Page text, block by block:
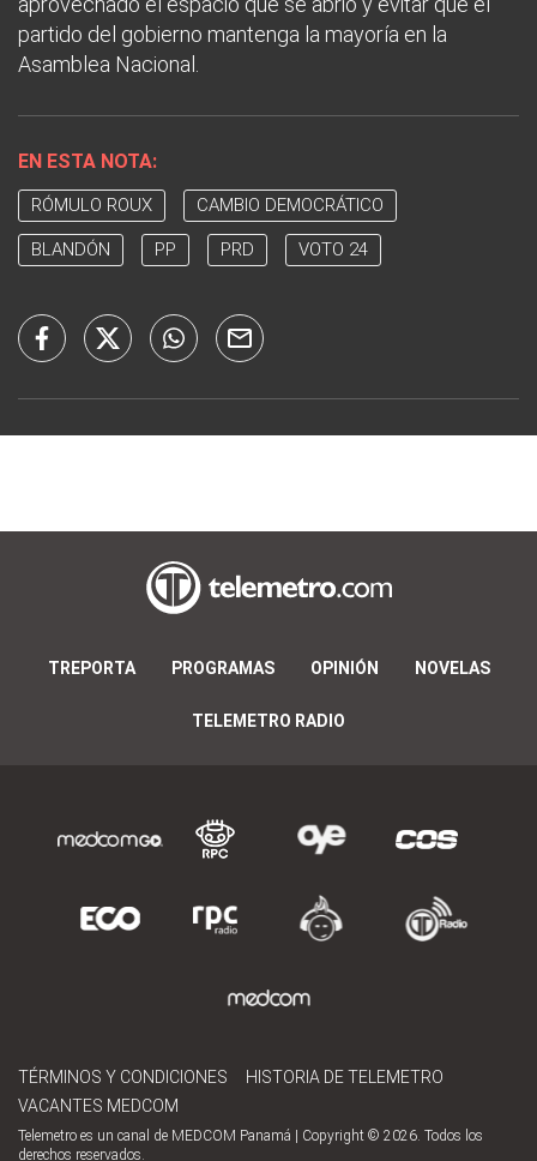
partido del gobierno mantenga la mayoría en la
Asamblea Nacional.
EN ESTA NOTA:
RÓMULO ROUX CAMBIO DEMOCRÁTICO
BLANDÓN PP PRD VOTO 24
TREPORTA PROGRAMAS OPINIÓN NOVELAS
TELEMETRO RADIO
TÉRMINOS Y CONDICIONES
HISTORIA DE TELEMETRO
VACANTES MEDCOM
Telemetro es un canal de MEDCOM Panamá | Copyright © 2026. Todos los
derechos reservados.